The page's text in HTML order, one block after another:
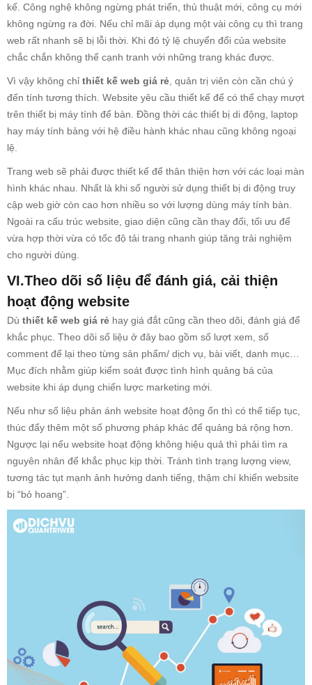
kế. Công nghệ không ngừng phát triển, thủ thuật mới, công cụ mới
không ngừng ra đời. Nếu chỉ mãi áp dụng một vài công cụ thì trang
web rất nhanh sẽ bị lỗi thời. Khi đó tỷ lệ chuyển đổi của website
chắc chắn không thể cạnh tranh với những trang khác được.
Vì vậy không chỉ thiết kế web giá rẻ , quản trị viên còn cần chú ý
đến tính tương thích. Website yêu cầu thiết kế để có thể chạy mượt
trên thiết bị máy tính để bàn. Đồng thời các thiết bị di động, laptop
hay máy tính bảng với hệ điều hành khác nhau cũng không ngoại
lệ.
Trang web sẽ phải được thiết kế để thân thiện hơn với các loại màn
hình khác nhau. Nhất là khi số người sử dụng thiết bị di động truy
cập web giờ còn cao hơn nhiều so với lượng dùng máy tính bàn.
Ngoài ra cấu trúc website, giao diện cũng cần thay đổi, tối ưu để
vừa hợp thời vừa có tốc độ tải trang nhanh giúp tăng trải nghiệm
cho người dùng.
VI.Theo dõi số liệu để đánh giá, cải thiện
hoạt động website
Dù thiết kế web giá rẻ hay giá đắt cũng cần theo dõi, đánh giá để
khắc phục. Theo dõi số liệu ở đây bao gồm số lượt xem, số
comment để lại theo từng sản phẩm/ dịch vụ, bài viết, danh mục…
Mục đích nhằm giúp kiểm soát được tình hình quảng bá của
website khi áp dụng chiến lược marketing mới.
Nếu như số liệu phản ánh website hoạt động ổn thì có thể tiếp tục,
thúc đẩy thêm một số phương pháp khác để quảng bá rộng hơn.
Ngược lại nếu website hoạt động không hiệu quả thì phải tìm ra
nguyên nhân để khắc phục kịp thời. Tránh tình trạng lượng view,
tương tác tụt mạnh ảnh hưởng danh tiếng, thậm chí khiến website
bị “bỏ hoang”.